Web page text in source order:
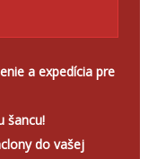
a expedícia pre
šancu!
do vašej